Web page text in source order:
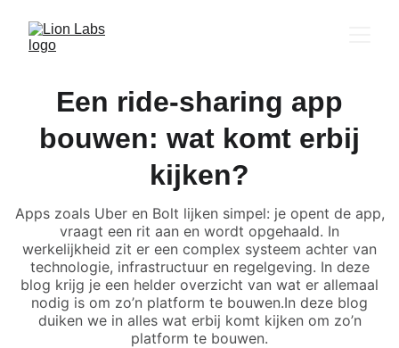
Een ride-sharing app
bouwen: wat komt erbij
kijken?
Apps zoals Uber en Bolt lijken simpel: je opent de app,
vraagt een rit aan en wordt opgehaald. In
werkelijkheid zit er een complex systeem achter van
technologie, infrastructuur en regelgeving. In deze
blog krijg je een helder overzicht van wat er allemaal
nodig is om zo’n platform te bouwen.In deze blog
duiken we in alles wat erbij komt kijken om zo’n
platform te bouwen.